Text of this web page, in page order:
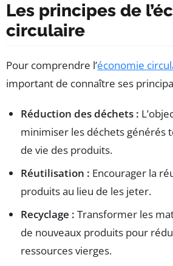
Les principes de
circulaire
Pour comprendre l’économie
important de connaître ses
Réduction des déchets :
minimiser les déchets générés
de vie des produits.
Réutilisation : Encourager la
produits au lieu de les jeter.
Recyclage : Transformer les
de nouveaux produits pour
ressources vierges.